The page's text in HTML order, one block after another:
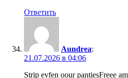
Ответить
Aundrea:
21.07.2026 в 04:06
Strip evfen oour pantiesFreee